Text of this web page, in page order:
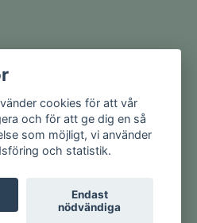
cookies för att vår
och för att ge dig en så
som möjligt, vi använder
och statistik.
Endast
nödvändiga